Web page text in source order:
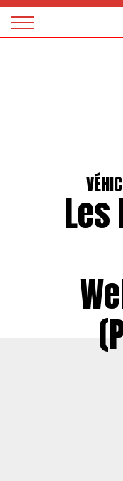
Magazine
Les
Panneau de gestion